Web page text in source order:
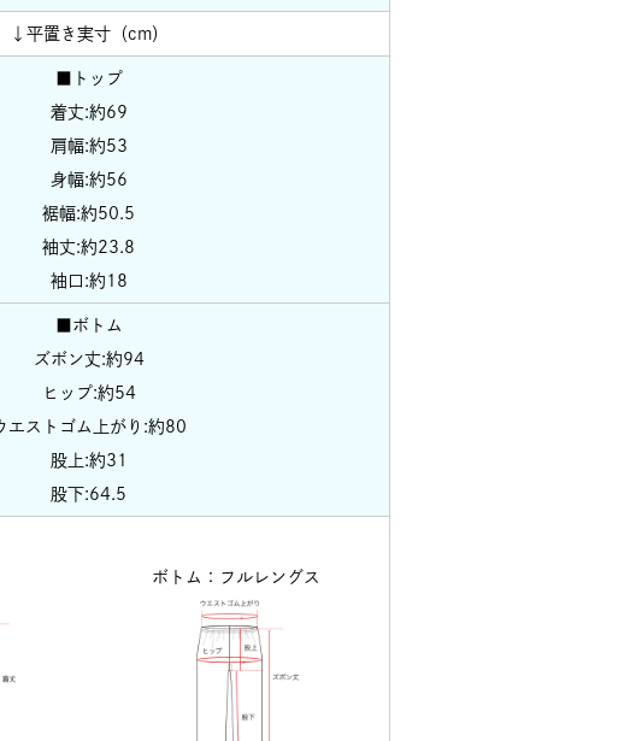
↓平置き実寸（cm）
■トップ
着丈:約69
肩幅:約53
身幅:約56
裾幅:約50.5
袖丈:約23.8
袖口:約18
■ボトム
ズボン丈:約94
ヒップ:約54
エストゴム上がり:約80
股上:約31
股下:64.5
ボトム：フルレングス